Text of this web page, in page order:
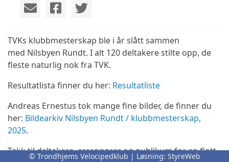
TVKs klubbmesterskap ble i år slått sammen
med Nilsbyen Rundt. I alt 120 deltakere stilte opp, de
fleste naturlig nok fra TVK.
Resultatlista finner du her: Resultatliste
Andreas Ernestus tok mange fine bilder, de finner du
her: Bildearkiv Nilsbyen Rundt / klubbmesterskap,
2025.
Takk til deltakere, arrangører og publikum for en flott
© Trondhjems Velocipedklub | Løsning: StyreWeb